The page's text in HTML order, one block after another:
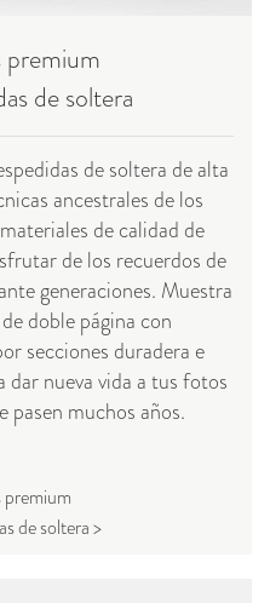
de soltera
de soltera de alta
ancestrales de los
de calidad de
de los recuerdos de
generaciones. Muestra
doble página con
secciones duradera e
dar nueva vida a tus fotos
pasen muchos años.
de soltera >